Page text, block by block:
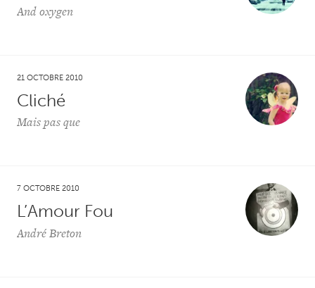
And oxygen
21 OCTOBRE 2010
Cliché
Mais pas que
7 OCTOBRE 2010
L’Amour Fou
André Breton